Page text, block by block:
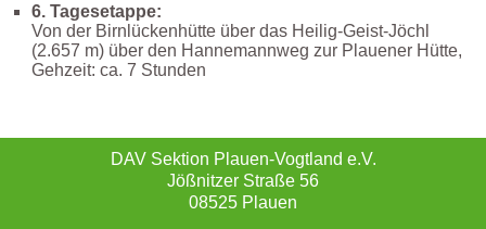
6. Tagesetappe:
Von der Birnlückenhütte über das Heilig-Geist-Jöchl
(2.657 m) über den Hannemannweg zur Plauener Hütte,
Gehzeit: ca. 7 Stunden
DAV Sektion Plauen-Vogtland e.V.
Jößnitzer Straße 56
08525 Plauen